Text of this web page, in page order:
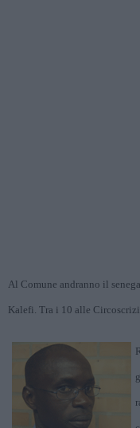
Al Comune andranno il
Kalefi. Tra i 10 alle